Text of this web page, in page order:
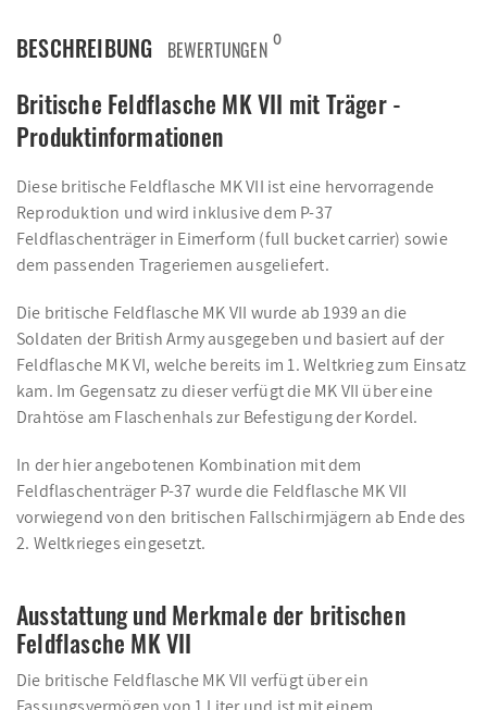
BESCHREIBUNG BEWERTUNGEN 0
Britische Feldflasche MK VII mit Träger -
Produktinformationen
Diese britische Feldflasche MK VII ist eine hervorragende
Reproduktion und wird inklusive dem P-37
Feldflaschenträger in Eimerform (full bucket carrier) sowie
dem passenden Trageriemen ausgeliefert.
Die britische Feldflasche MK VII wurde ab 1939 an die
Soldaten der British Army ausgegeben und basiert auf der
Feldflasche MK VI, welche bereits im 1. Weltkrieg zum Einsatz
kam. Im Gegensatz zu dieser verfügt die MK VII über eine
Drahtöse am Flaschenhals zur Befestigung der Kordel.
In der hier angebotenen Kombination mit dem
Feldflaschenträger P-37 wurde die Feldflasche MK VII
vorwiegend von den britischen Fallschirmjägern ab Ende des
2. Weltkrieges eingesetzt.
Ausstattung und Merkmale der britischen
Feldflasche MK VII
Die britische Feldflasche MK VII verfügt über ein